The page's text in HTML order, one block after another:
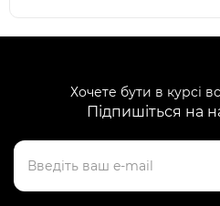
Хочете бути в курсі
Підпишіться на